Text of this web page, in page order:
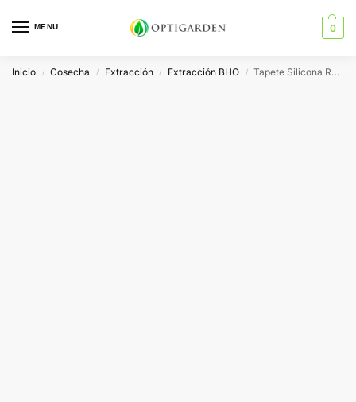
MENU 0
Inicio / Cosecha / Extracción / Extracción BHO / Tapete Silicona Redondo